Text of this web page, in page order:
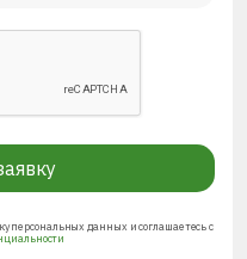
персональных данных и соглашаетесь с